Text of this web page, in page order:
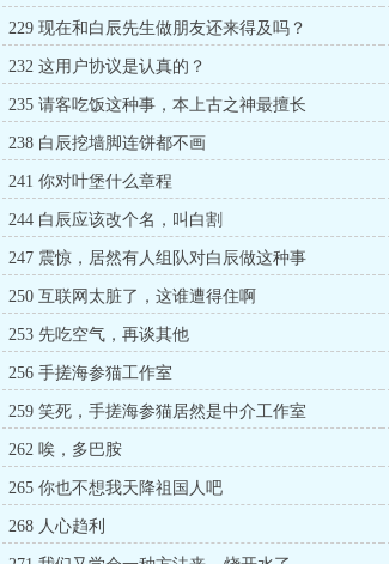
229 现在和白辰先生做朋友还来得及吗？
232 这用户协议是认真的？
235 请客吃饭这种事，本上古之神最擅长
238 白辰挖墙脚连饼都不画
241 你对叶堡什么章程
244 白辰应该改个名，叫白割
247 震惊，居然有人组队对白辰做这种事
250 互联网太脏了，这谁遭得住啊
253 先吃空气，再谈其他
256 手搓海参猫工作室
259 笑死，手搓海参猫居然是中介工作室
262 唉，多巴胺
265 你也不想我天降祖国人吧
268 人心趋利